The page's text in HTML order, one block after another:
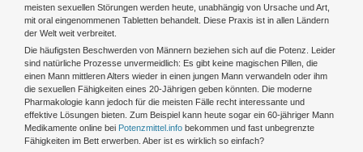
meisten sexuellen Störungen werden heute, unabhängig von Ursache und Art,
mit oral eingenommenen Tabletten behandelt. Diese Praxis ist in allen Ländern
der Welt weit verbreitet.
Die häufigsten Beschwerden von Männern beziehen sich auf die Potenz. Leider
sind natürliche Prozesse unvermeidlich: Es gibt keine magischen Pillen, die
einen Mann mittleren Alters wieder in einen jungen Mann verwandeln oder ihm
die sexuellen Fähigkeiten eines 20-Jährigen geben könnten. Die moderne
Pharmakologie kann jedoch für die meisten Fälle recht interessante und
effektive Lösungen bieten. Zum Beispiel kann heute sogar ein 60-jähriger Mann
Medikamente online bei Potenzmittel.info bekommen und fast unbegrenzte
Fähigkeiten im Bett erwerben. Aber ist es wirklich so einfach?